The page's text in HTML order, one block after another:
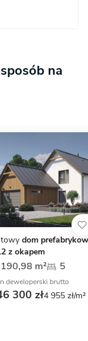
na
dom
z okapem
190,98 m² 5
deweloperski brutto
300 zł4 955 zł/m²